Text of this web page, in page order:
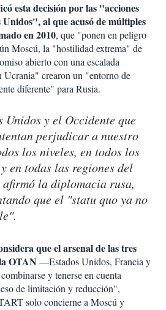
esta decisión por las "acciones
al que acusó de múltiples
en 2010, que "ponen en peligro
Moscú, la "hostilidad extrema" de
abierto con una escalada
crearon un "entorno de
diferente" para Rusia.
Unidos y el Occidente que
perjudicar a nuestro
los niveles, en todos los
en todas las regiones del
afirmó la diplomacia rusa,
que el "statu quo ya no
que el arsenal de las tres
OTAN —Estados Unidos, Francia y
y tenerse en cuenta
de limitación y reducción",
solo concierne a Moscú y